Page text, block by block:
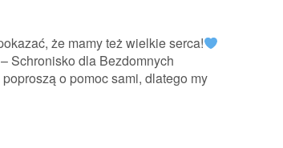
że mamy też wielkie serca!
Schronisko dla Bezdomnych
o pomoc sami, dlatego my